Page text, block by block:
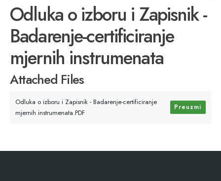
Odluka o izboru i Zapisnik -
Badarenje-certificiranje
mjernih instrumenata
Attached Files
Odluka o izboru i Zapisnik - Badarenje-certificiranje
mjernih instrumenata.PDF
Preuzmi